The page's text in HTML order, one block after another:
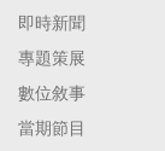
即時新聞
專題策展
數位敘事
當期節目